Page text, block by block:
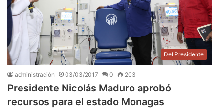
Del Presidente
administración 03/03/2017 0 203
Presidente Nicolás Maduro aprobó
recursos para el estado Monagas